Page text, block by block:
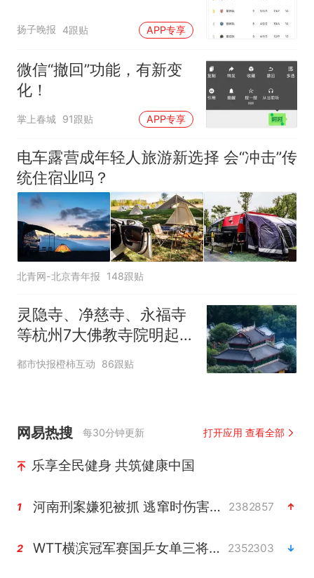
扬子晚报 4跟贴 APP专享
微信“撤回”功能，有新变
化！
掌上春城 91跟贴 APP专享
电车露营成年轻人旅游新选择 会“冲击”传
统住宿业吗？
北青网-北京青年报 148跟贴
灵隐寺、净慈寺、永福寺
等杭州7大佛教寺院明起
临时关闭，别跑空了
都市快报橙柿互动 86跟贴
网易热搜 每30分钟更新 打开应用 查看全部
乐享全民健身 共筑健康中国
1 河南刑案嫌犯被抓 逃窜时伤害多人 2382857
2 WTT横滨冠军赛国乒女单三将晋级四强 2352303